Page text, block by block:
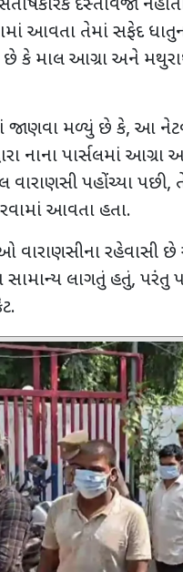
દસ્તાવેજો
આવતા તેમાં સફેદ
કે માલ આગ્રા અને
જાણવા મળ્યું છે કે, આ
નાના પાર્સલમાં આગ્રા
વારાણસી પહોંચ્યા પછી,
આવતા હતા.
વારાણસીના રહેવાસી છે
લાગતું હતું, પરંતુ